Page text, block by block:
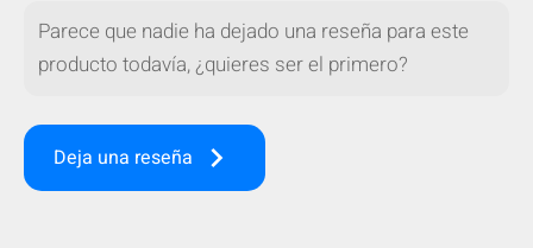
Parece que nadie ha dejado una reseña para este
producto todavía, ¿quieres ser el primero?
Deja una reseña keyboard_arrow_right